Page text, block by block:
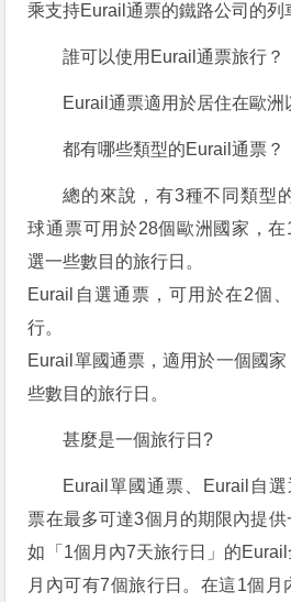
乘支持Eurail通票的鐵路公司的列
誰可以使用Eurail通票旅行？
Eurail通票適用於居住在歐洲
都有哪些類型的Eurail通票？
總的來說，有3種不同類型
球通票可用於28個歐洲國家，
選一些數目的旅行日。
Eurail自選通票，可用於在2個
行。
Eurail單國通票，適用於一個國
些數目的旅行日。
甚麼是一個旅行日?
Eurail單國通票、Eurail自
票在最多可達3個月的期限內提
如「1個月內7天旅行日」的
月內可有7個旅行日。在這1個